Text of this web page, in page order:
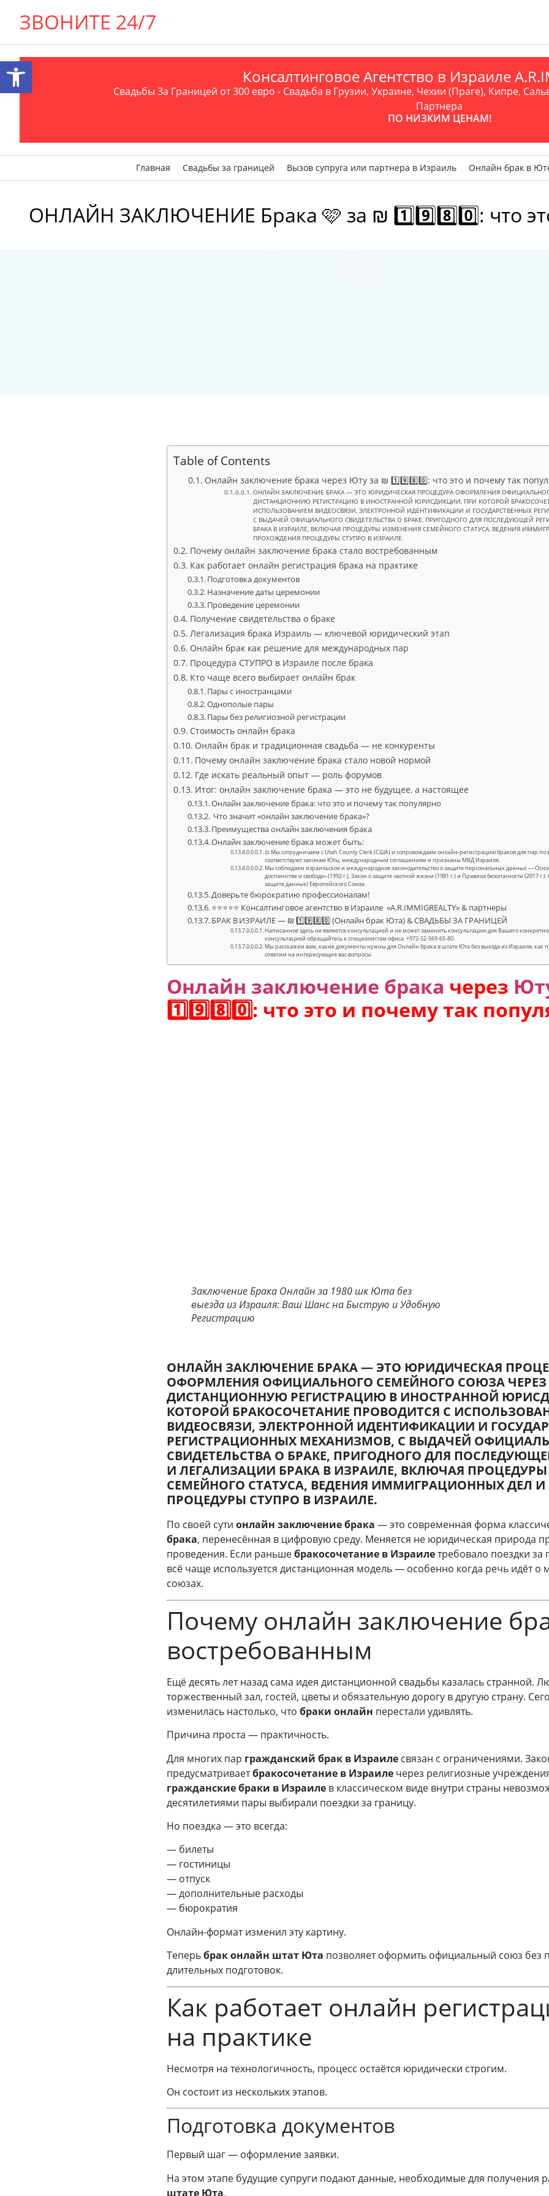
ЗВОНИТЕ 24/7
Консалтинговое Агентство в Израиле
Свадьбы За Границей от 300 евро - Свадьба в Грузии, Украине, Чехии (Праге), Кипре,
Партнера
ПО НИЗКИМ ЦЕНАМ!
Главная Свадьбы за границей Вызов супруга или партнера в Израиль Онлайн брак в
ОНЛАЙН ЗАКЛЮЧЕНИЕ Брака 🩷 за ₪ 1️⃣9️⃣8️⃣0️⃣: что
Table of Contents
Онлайн заключение брака через Юту за ₪ 1️⃣9️⃣8️⃣0️⃣: что это и почему так
ОНЛАЙН ЗАКЛЮЧЕНИЕ БРАКА — ЭТО ЮРИДИЧЕСКАЯ ПРОЦЕДУРА ОФОРМЛЕНИЯ
ДИСТАНЦИОННУЮ РЕГИСТРАЦИЮ В ИНОСТРАННОЙ ЮРИСДИКЦИИ, ПРИ КОТОРОЙ
ИСПОЛЬЗОВАНИЕМ ВИДЕОСВЯЗИ, ЭЛЕКТРОННОЙ ИДЕНТИФИКАЦИИ И ГОСУДАРСТВЕННЫХ
С ВЫДАЧЕЙ ОФИЦИАЛЬНОГО СВИДЕТЕЛЬСТВА О БРАКЕ, ПРИГОДНОГО ДЛЯ ПОСЛЕДУЮЩЕЙ
БРАКА В ИЗРАИЛЕ, ВКЛЮЧАЯ ПРОЦЕДУРЫ ИЗМЕНЕНИЯ СЕМЕЙНОГО СТАТУСА, ВЕДЕНИЯ
ПРОХОЖДЕНИЯ ПРОЦЕДУРЫ СТУПРО В ИЗРАИЛЕ.
Почему онлайн заключение брака стало востребованным
Как работает онлайн регистрация брака на практике
Подготовка документов
Назначение даты церемонии
Проведение церемонии
Получение свидетельства о браке
Легализация брака Израиль — ключевой юридический этап
Онлайн брак как решение для международных пар
Процедура СТУПРО в Израиле после брака
Кто чаще всего выбирает онлайн брак
Пары с иностранцами
Однополые пары
Пары без религиозной регистрации
Стоимость онлайн брака
Онлайн брак и традиционная свадьба — не конкуренты
Почему онлайн заключение брака стало новой нормой
Где искать реальный опыт — роль форумов
Итог: онлайн заключение брака — это не будущее, а настоящее
Онлайн заключение брака: что это и почему так популярно
Что значит «онлайн заключение брака»?
Преимущества онлайн заключения брака
Онлайн заключение брака может быть:
⚖ Мы сотрудничаем с Utah County Clerk (США) и сопровождаем онлайн-регистрацию браков для пар по
соответствуют законам Юты, международным соглашениям и признаны МВД Израиля.
Мы соблюдаем израильское и международное законодательство о защите персональных данных —
достоинстве и свободе» (1992 г.), Закон о защите частной жизни (1981 г.) и Правила безопасности (2017
защите данных) Европейского Союза
Доверьте бюрократию профессионалам!
⭐⭐⭐⭐⭐ Консалтинговое агентство в Израиле «A.R.IMMIGREALTY» & партнеры
БРАК В ИЗРАИЛЕ — ₪ 1️⃣9️⃣8️⃣0️⃣ (Онлайн брак Юта) & СВАДЬБЫ ЗА ГРАНИЦЕЙ
Написанное здесь не является консультацией и не может заменить консультацию для Вашего
консультацией обращайтесь к специалистам офиса +972-52-569-65-80.
Мы расскажем вам, какие документы нужны для Онлайн брака в штате Юта без выезда из Израиля, как
ответим на интересующие вас вопросы
Онлайн заключение брака через
1️⃣9️⃣8️⃣0️⃣: что это и почему так
Заключение Брака Онлайн за 1980 шк Юта без
выезда из Израиля: Ваш Шанс на Быструю и Удобную
Регистрацию
ОНЛАЙН ЗАКЛЮЧЕНИЕ БРАКА — ЭТО ЮРИДИЧЕСКАЯ
ОФОРМЛЕНИЯ ОФИЦИАЛЬНОГО СЕМЕЙНОГО СОЮЗА ЧЕРЕЗ
ДИСТАНЦИОННУЮ РЕГИСТРАЦИЮ В ИНОСТРАННОЙ
КОТОРОЙ БРАКОСОЧЕТАНИЕ ПРОВОДИТСЯ С
ВИДЕОСВЯЗИ, ЭЛЕКТРОННОЙ ИДЕНТИФИКАЦИИ И
РЕГИСТРАЦИОННЫХ МЕХАНИЗМОВ, С ВЫДАЧЕЙ
СВИДЕТЕЛЬСТВА О БРАКЕ, ПРИГОДНОГО ДЛЯ
И ЛЕГАЛИЗАЦИИ БРАКА В ИЗРАИЛЕ, ВКЛЮЧАЯ
СЕМЕЙНОГО СТАТУСА, ВЕДЕНИЯ ИММИГРАЦИОННЫХ ДЕЛ
ПРОЦЕДУРЫ СТУПРО В ИЗРАИЛЕ.
По своей сути онлайн заключение брака — это современная форма
брака, перенесённая в цифровую среду. Меняется не юридическая природа
проведения. Если раньшебракосочетание в Израилетребовало поездки за
всё чаще используется дистанционная модель — особенно когда речь идёт о
союзах.
Почему онлайн заключение
востребованным
Ещё десять лет назад сама идея дистанционной свадьбы казалась странной.
торжественный зал, гостей, цветы и обязательную дорогу в другую страну.
изменилась настолько, что браки онлайн перестали удивлять.
Причина проста — практичность.
Для многих пар гражданский брак в Израиле связан с ограничениями.
предусматриваетбракосочетание в Израиле через религиозные
гражданские браки в Израиле в классическом виде внутри страны
десятилетиями пары выбирали поездки за границу.
Но поездка — это всегда:
— билеты
— гостиницы
— отпуск
— дополнительные расходы
— бюрократия
Онлайн-формат изменил эту картину.
Теперьбрак онлайн штат Юта позволяет оформить официальный союз без
длительных подготовок.
Как работает онлайн
на практике
Несмотря на технологичность, процесс остаётся юридически строгим.
Он состоит из нескольких этапов.
Подготовка документов
Первый шаг — оформление заявки.
На этом этапе будущие супруги подают данные, необходимые для получения
штате Юта.
Открыть панель инструментов